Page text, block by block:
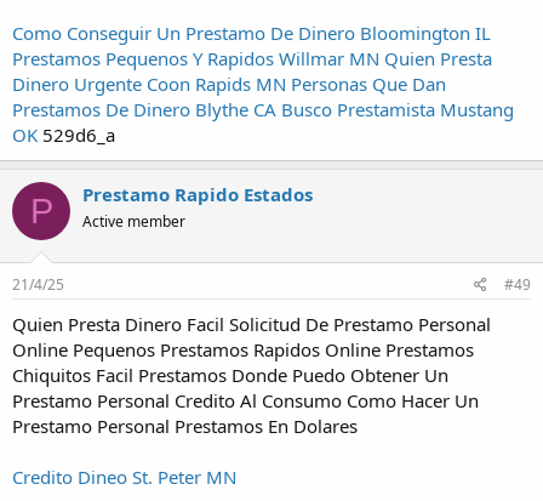
Como Conseguir Un Prestamo De Dinero Bloomington IL
Prestamos Pequenos Y Rapidos Willmar MN Quien Presta
Dinero Urgente Coon Rapids MN Personas Que Dan
Prestamos De Dinero Blythe CA Busco Prestamista Mustang
OK 529d6_a
P Prestamo Rapido Estados
Active member
21/4/25 #49
Quien Presta Dinero Facil Solicitud De Prestamo Personal
Online Pequenos Prestamos Rapidos Online Prestamos
Chiquitos Facil Prestamos Donde Puedo Obtener Un
Prestamo Personal Credito Al Consumo Como Hacer Un
Prestamo Personal Prestamos En Dolares
Credito Dineo St. Peter MN